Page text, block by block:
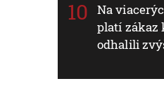
Na
platí zákaz
odhalili